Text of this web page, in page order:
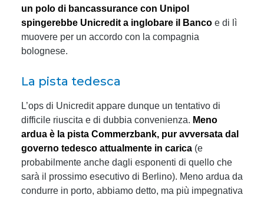
un polo di bancassurance con Unipol
spingerebbe Unicredit a inglobare il Banco e di lì
muovere per un accordo con la compagnia
bolognese.
La pista tedesca
L’ops di Unicredit appare dunque un tentativo di
difficile riuscita e di dubbia convenienza. Meno
ardua è la pista Commerzbank, pur avversata dal
governo tedesco attualmente in carica (e
probabilmente anche dagli esponenti di quello che
sarà il prossimo esecutivo di Berlino). Meno ardua da
condurre in porto, abbiamo detto, ma più impegnativa